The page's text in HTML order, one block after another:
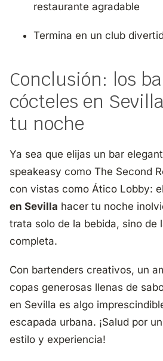
restaurante agradable
Termina en un club
Conclusión: los
cócteles en
tu noche
Ya sea que elijas un bar
speakeasy como The Second
con vistas como Ático Lobby: el
en Sevilla hacer tu noche
trata solo de la bebida, sino de
completa.
Con bartenders creativos, un
copas generosas llenas de
en Sevilla es algo
escapada urbana. ¡Salud por
estilo y experiencia!